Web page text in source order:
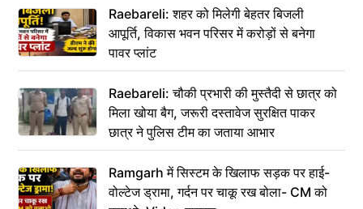
Raebareli: शहर को मिलेगी बेहतर बिजली
आपूर्ति, विकास भवन परिसर में करोड़ों से बनेगा
पावर प्लांट
Raebareli: चौकी प्रभारी की मुस्तैदी से छात्र को
मिला खोया बैग, जरूरी दस्तावेज सुरक्षित पाकर
छात्र ने पुलिस टीम का जताया आभार
Ramgarh में सिस्टम के खिलाफ सड़क पर हाई-
वोल्टेज ड्रामा, गर्दन पर चाकू रख बोला- CM को